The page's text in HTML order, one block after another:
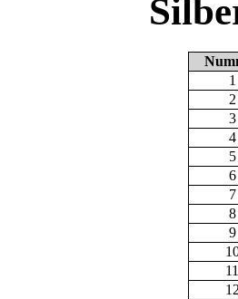
1
2
3
4
5
6
7
8
9
11